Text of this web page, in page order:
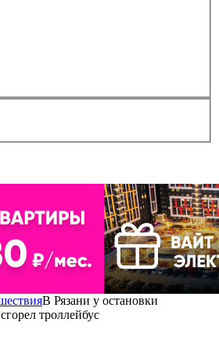
В Рязани у остановки
троллейбус